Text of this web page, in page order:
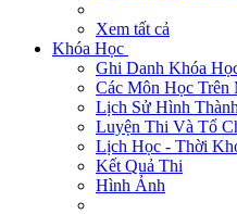
Xem tất cả
Khóa Học
Ghi Danh Khóa
Các Môn Học Trên
Lịch Sử Hình Thành
Luyện Thi Và Tổ
Lịch Học - Thời
Kết Quả Thi
Hình Ảnh